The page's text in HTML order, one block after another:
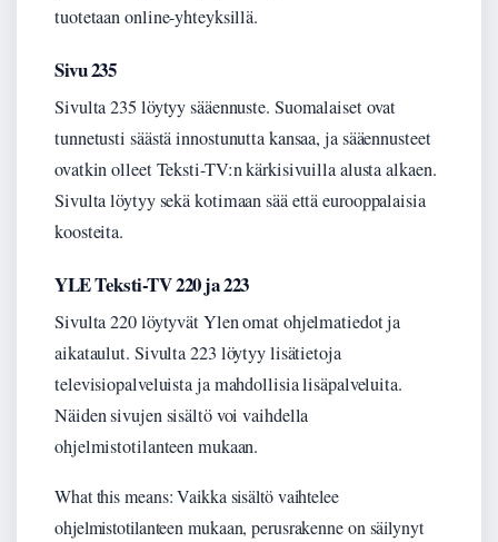
tuotetaan online-yhteyksillä.
Sivu 235
Sivulta 235 löytyy sääennuste. Suomalaiset ovat
tunnetusti säästä innostunutta kansaa, ja sääennusteet
ovatkin olleet Teksti-TV:n kärkisivuilla alusta alkaen.
Sivulta löytyy sekä kotimaan sää että eurooppalaisia
koosteita.
YLE Teksti-TV 220 ja 223
Sivulta 220 löytyvät Ylen omat ohjelmatiedot ja
aikataulut. Sivulta 223 löytyy lisätietoja
televisiopalveluista ja mahdollisia lisäpalveluita.
Näiden sivujen sisältö voi vaihdella
ohjelmistotilanteen mukaan.
What this means: Vaikka sisältö vaihtelee
ohjelmistotilanteen mukaan, perusrakenne on säilynyt